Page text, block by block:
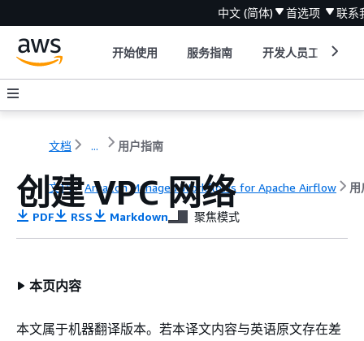
中文 (简体) 首选项 联系
开始使用 服务指南 开发人员工具
文档 ... 用户指南
文档 Amazon Managed Workflows for Apache Airflow 用
创建 VPC 网络
PDF RSS Markdown 聚焦模式
本页内容
本文属于机器翻译版本。若本译文内容与英语原文存在差